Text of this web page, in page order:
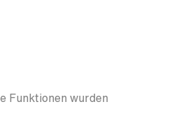
Funktionen wurden